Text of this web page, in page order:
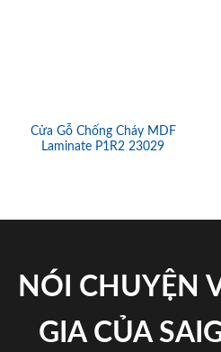
Cửa Gỗ Chống Cháy MDF
Laminate P1R2 23029
NÓI CHUYỆN
GIA CỦA